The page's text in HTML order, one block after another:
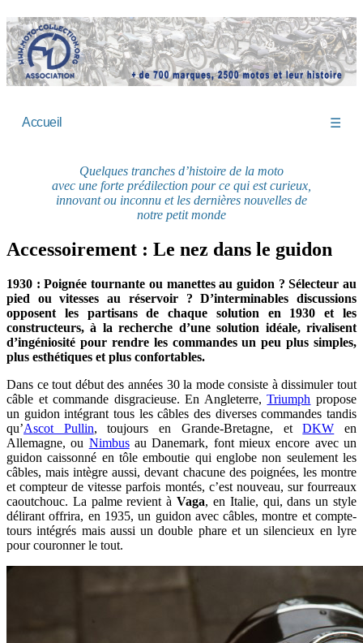
Accueil ☰
Quelques tranches d’histoire de la moto
avec une forte prédilection pour ce qui est curieux,
innovant ou inconnu et les dernières nouvelles de
notre petit monde
Accessoirement : Le nez dans le guidon
1930 : Poignée tournante ou manettes au guidon ? Sélecteur au
pied ou vitesses au réservoir ? D’interminables discussions
opposent les partisans de chaque solution en 1930 et les
constructeurs, à la recherche d’une solution idéale, rivalisent
d’ingéniosité pour rendre les commandes un peu plus simples,
plus esthétiques et plus confortables.
Dans ce tout début des années 30 la mode consiste à dissimuler tout
câble et commande disgracieuse. En Angleterre,Triumph propose
un guidon intégrant tous les câbles des diverses commandes tandis
qu’Ascot Pullin, toujours en Grande-Bretagne, etDKW en
Allemagne, ou Nimbusau Danemark, font mieux encore avec un
guidon caissonné en tôle emboutie qui englobe non seulement les
câbles, mais intègre aussi, devant chacune des poignées, les montre
et compteur de vitesse parfois montés, c’est nouveau, sur fourreaux
caoutchouc. La palme revient àVaga, en Italie, qui, dans un style
délirant offrira, en 1935, un guidon avec câbles, montre et compte-
tours intégrés mais aussi un double phare et un silencieux en lyre
pour couronner le tout.